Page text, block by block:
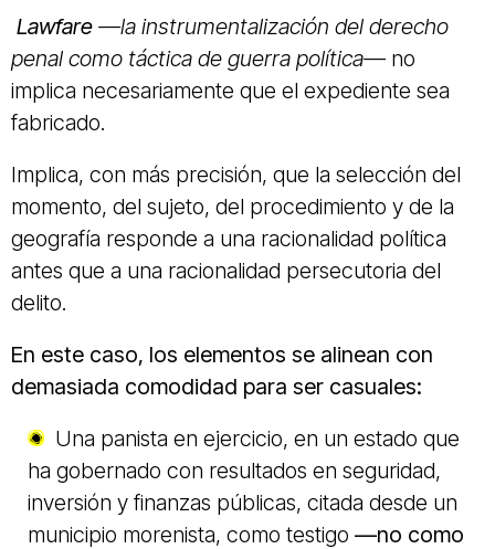
Lawfare —la instrumentalización del derecho
penal como táctica de guerra política—no
implica necesariamente que el expediente sea
fabricado.
Implica, con más precisión, que la selección del
momento, del sujeto, del procedimiento y de la
geografía responde a una racionalidad política
antes que a una racionalidad persecutoria del
delito.
En este caso, los elementos se alinean con
demasiada comodidad para ser casuales:
Una panista en ejercicio, en un estado que
ha gobernado con resultados en seguridad,
inversión y finanzas públicas, citada desde un
municipio morenista, como testigo —no como